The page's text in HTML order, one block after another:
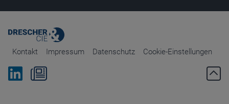
Kontakt Impressum Datenschutz Cookie-Einstellungen
Bei Linkedin folgen
Zum Newsletter anmelden